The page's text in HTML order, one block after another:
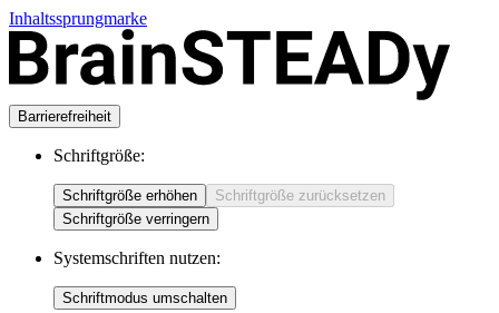
Inhaltssprungmarke
Barrierefreiheit
Schriftgröße:
Schriftgröße erhöhen
Schriftgröße zurücksetzen
Schriftgröße verringern
Systemschriften nutzen:
Schriftmodus umschalten